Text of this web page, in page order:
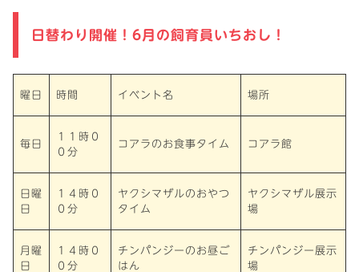
日替わり開催！6月の飼育員いちおし！
曜日 時間 イベント名 場所
毎日
１１時０
０分
コアラのお食事タイム コアラ館
日曜
日
１４時０
０分
ヤクシマザルのおやつ
タイム
ヤクシマザル展示
場
月曜
日
１４時０
０分
チンパンジーのお昼ご
はん
チンパンジー展示
場